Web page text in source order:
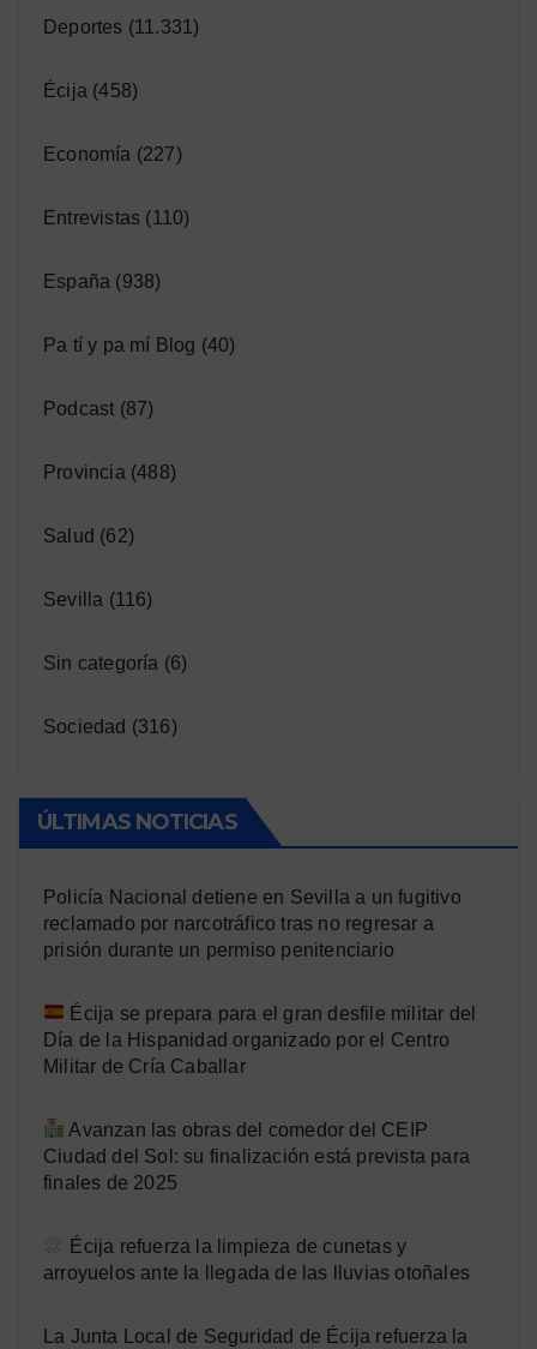
Deportes (11.331)
Écija (458)
Economía (227)
Entrevistas (110)
España (938)
Pa tí y pa mí Blog (40)
Podcast (87)
Provincia (488)
Salud (62)
Sevilla (116)
Sin categoría (6)
Sociedad (316)
ÚLTIMAS NOTICIAS
Policía Nacional detiene en Sevilla a un fugitivo
reclamado por narcotráfico tras no regresar a
prisión durante un permiso penitenciario
Écija se prepara para el gran desfile militar del
Día de la Hispanidad organizado por el Centro
Militar de Cría Caballar
Avanzan las obras del comedor del CEIP
Ciudad del Sol: su finalización está prevista para
finales de 2025
Écija refuerza la limpieza de cunetas y
arroyuelos ante la llegada de las lluvias otoñales
La Junta Local de Seguridad de Écija refuerza la